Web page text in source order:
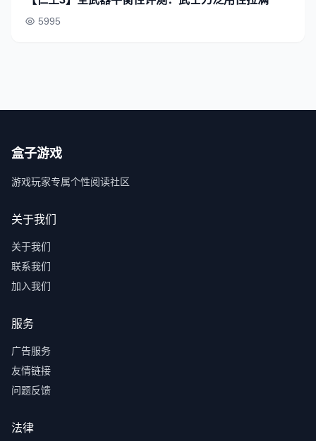
5995
盒子游戏
游戏玩家专属个性阅读社区
关于我们
关于我们
联系我们
加入我们
服务
广告服务
友情链接
问题反馈
法律